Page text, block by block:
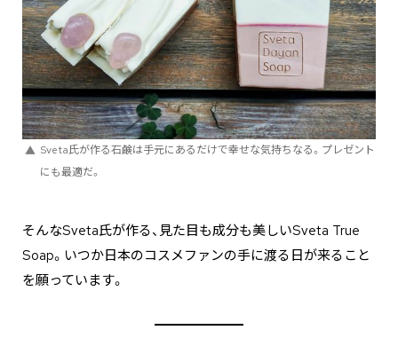
Sveta氏が作る石鹸は手元にあるだけで幸せな気持ちなる。プレゼント
にも最適だ。
そんなSveta氏が作る、見た目も成分も美しいSveta True
Soap。いつか日本のコスメファンの手に渡る日が来ること
を願っています。